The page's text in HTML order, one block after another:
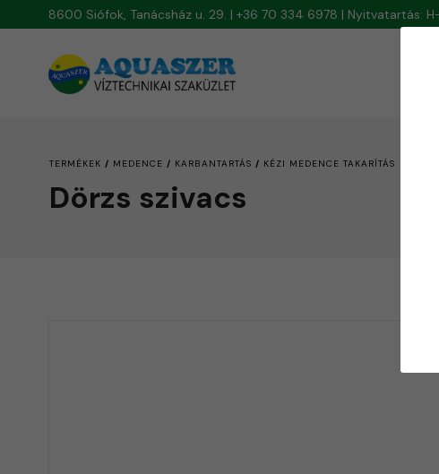
8600 Siófok, Tanácsház u. 29. | +36 70 334 6978 | Nyitvatartás:
TERMÉKEK / MEDENCE / KARBANTARTÁS / KÉZI MEDENCE TAKARÍTÁS
Dörzs szivacs